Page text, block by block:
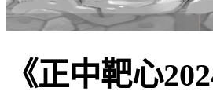
《正中靶心